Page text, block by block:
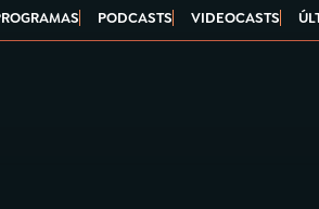
PODCASTS VIDEOCASTS